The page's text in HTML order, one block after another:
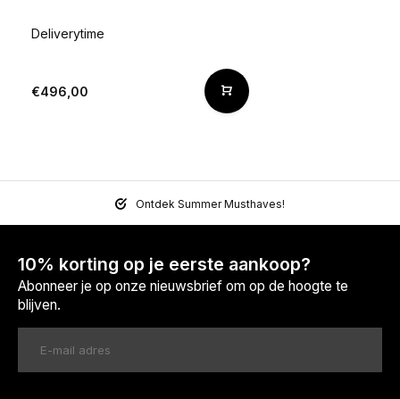
Deliverytime
€496,00
Ontdek Summer Musthaves!
10% korting op je eerste aankoop?
Abonneer je op onze nieuwsbrief om op de hoogte te
blijven.